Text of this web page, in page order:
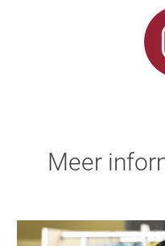
Meer